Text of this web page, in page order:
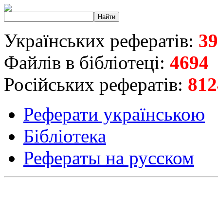
Українських рефератів:
Файлів в бібліотеці: 4694
Російських рефератів:
Реферати українською
Бібліотека
Рефераты на русском